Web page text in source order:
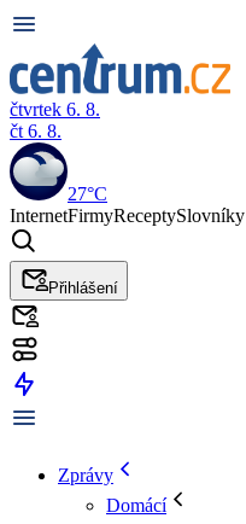
čtvrtek 6. 8.
čt 6. 8.
27°C
InternetFirmyReceptySlovníky
Přihlášení
Zprávy
Domácí